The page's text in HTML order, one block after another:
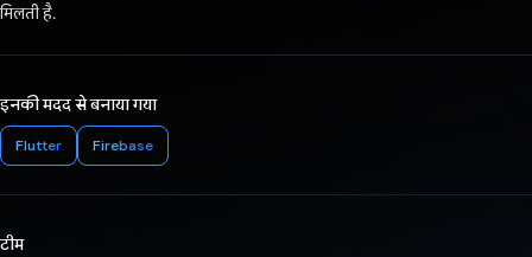
मिलती है.
इनकी मदद से बनाया गया
Flutter Firebase
टीम